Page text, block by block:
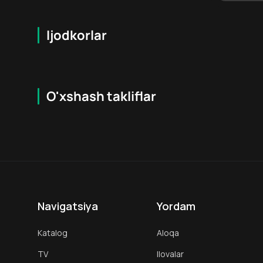
Ijodkorlar
O'xshash takliflar
Navigatsiya
Katalog
TV
Yordam
Aloqa
Ilovalar